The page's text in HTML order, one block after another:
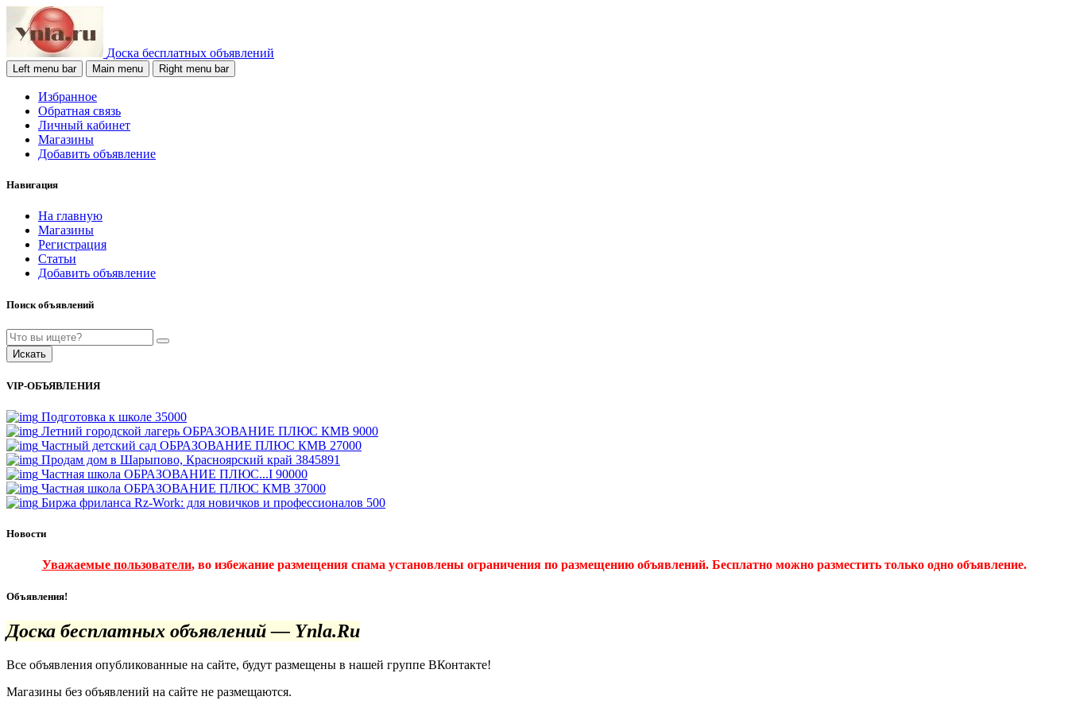
Доска бесплатных объявлений
Left menu bar Main menu Right menu bar
Избранное
Обратная связь
Личный кабинет
Магазины
Добавить объявление
Навигация
На главную
Магазины
Регистрация
Статьи
Добавить объявление
Поиск объявлений
Искать
VIP-ОБЪЯВЛЕНИЯ
Подготовка к школе 35000
Летний городской лагерь ОБРАЗОВАНИЕ ПЛЮС КМВ 9000
Частный детский сад ОБРАЗОВАНИЕ ПЛЮС КМВ 27000
Продам дом в Шарыпово, Красноярский край 3845891
Частная школа ОБРАЗОВАНИЕ ПЛЮС...I 90000
Частная школа ОБРАЗОВАНИЕ ПЛЮС КМВ 37000
Биржа фриланса Rz-Work: для новичков и профессионалов 500
Новости
Уважаемые пользователи, во избежание размещения спама установлены ограничения по размещению объявлений. Бесплатно можно разместить только одно объявление.
Объявления!
Доска бесплатных объявлений — Ynla.Ru
Все объявления опубликованные на сайте, будут размещены в нашей группе ВКонтакте!
Магазины без объявлений на сайте не размещаются.